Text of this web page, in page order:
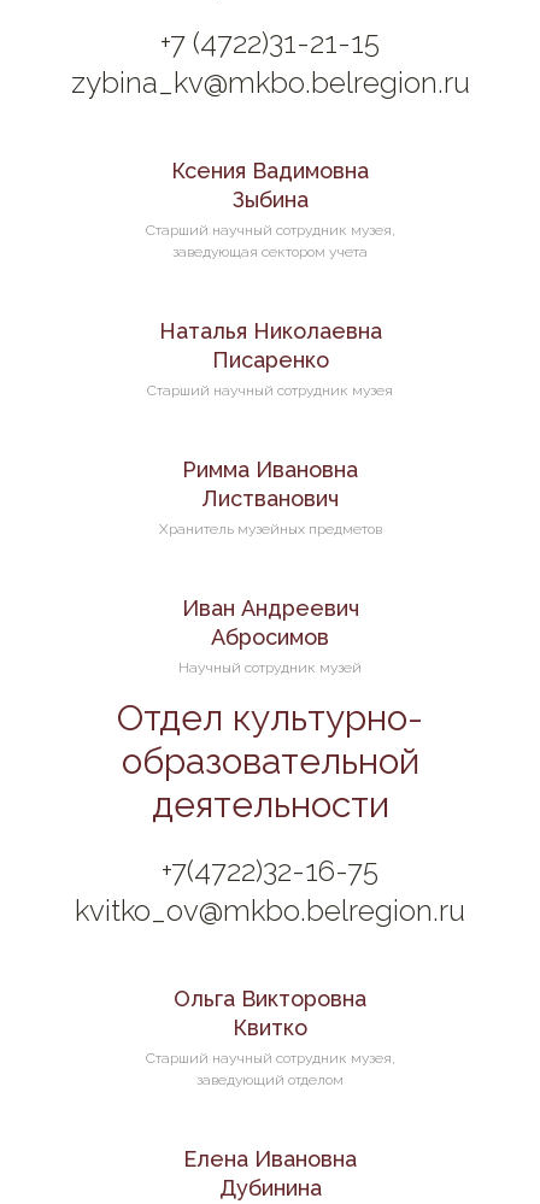
+7 (4722)31-21-15
zybina_kv@mkbo.belregion.ru
Ксения Вадимовна
Зыбина
Старший научный сотрудник музея,
заведующая сектором учета
Наталья Николаевна
Писаренко
Старший научный сотрудник музея
Римма Ивановна
Листванович
Хранитель музейных предметов
Иван Андреевич
Абросимов
Научный сотрудник музей
Отдел культурно-
образовательной
деятельности
+7(4722)32-16-75
kvitko_ov@mkbo.belregion.ru
Ольга Викторовна
Квитко
Старший научный сотрудник музея,
заведующий отделом
Елена Ивановна
Дубинина